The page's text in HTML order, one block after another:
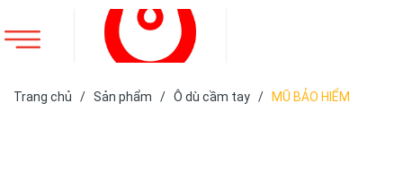
Trang chủ / Sản phẩm / Ô dù cầm tay / MŨ BẢO HIỂM